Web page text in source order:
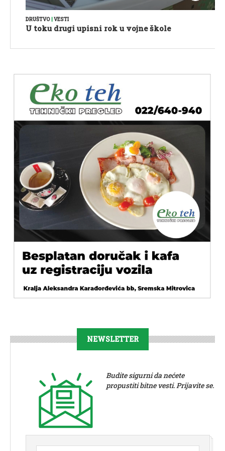
DRUŠTVO|VESTI
U toku drugi upisni rok u vojne škole
NEWSLETTER
Budite sigurni da nećete
propustiti bitne vesti. Prijavite se.